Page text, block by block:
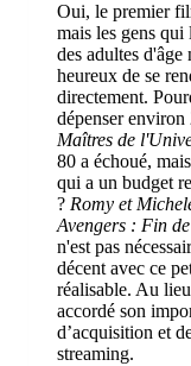
Oui, le premier
mais les gens
des adultes d'âge
heureux de se
directement.
dépenser
Maîtres de
80 a échoué,
qui a un budget
? Romy et
Avengers : Fin
n'est pas
décent avec ce
réalisable. Au
accordé son
d’acquisition et
streaming.